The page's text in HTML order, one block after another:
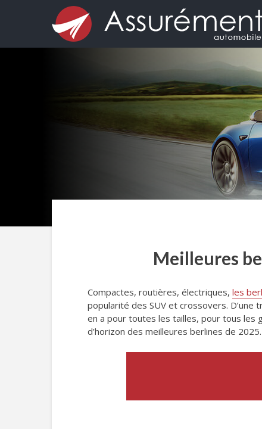
Meilleures
Compactes, routières, électriques, les
popularité des SUV et crossovers.
en a pour toutes les tailles, pour tous les
d’horizon des meilleures berlines de 2025.